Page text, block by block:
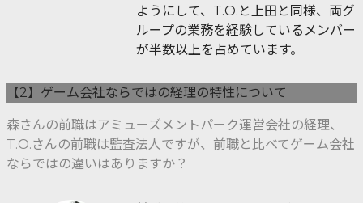
ようにして、T.O.と上田と同様、両グ
ループの業務を経験しているメンバー
が半数以上を占めています。
【2】ゲーム会社ならではの経理の特性について
森さんの前職はアミューズメントパーク運営会社の経理、
T.O.さんの前職は監査法人ですが、前職と比べてゲーム会社
ならではの違いはありますか？